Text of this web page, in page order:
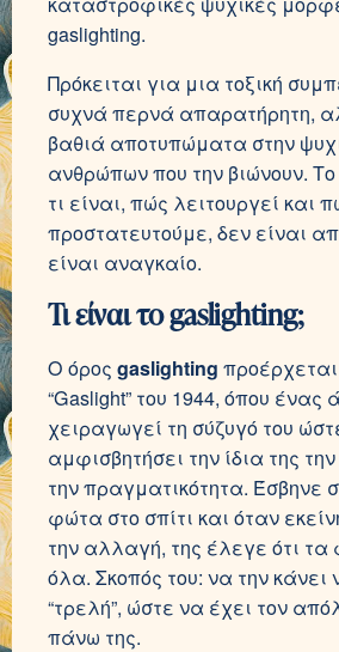
gaslighting.
Πρόκειται για μια τοξική
συχνά περνά απαρατήρητη,
βαθιά αποτυπώματα στην
ανθρώπων που την βιώνουν.
τι είναι, πώς λειτουργεί και
προστατευτούμε, δεν είναι
είναι αναγκαίο.
Τι είναι το gaslighting;
Ο όρος gaslighting
“Gaslight” του 1944, όπου ένας
χειραγωγεί τη σύζυγό του
αμφισβητήσει την ίδια της
την πραγματικότητα. Έσβηνε
φώτα στο σπίτι και όταν
την αλλαγή, της έλεγε ότι τα
όλα. Σκοπός του: να την κάνει
“τρελή”, ώστε να έχει τον
πάνω της.